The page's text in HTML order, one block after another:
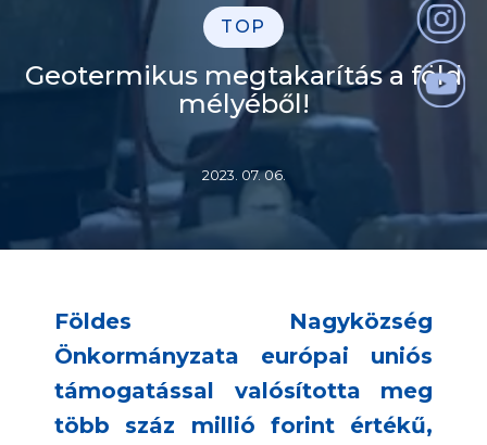
TOP
Geotermikus megtakarítás a föld
mélyéből!
2023. 07. 06.
Földes Nagyközség
Önkormányzata európai uniós
támogatással valósította meg
több száz millió forint értékű,